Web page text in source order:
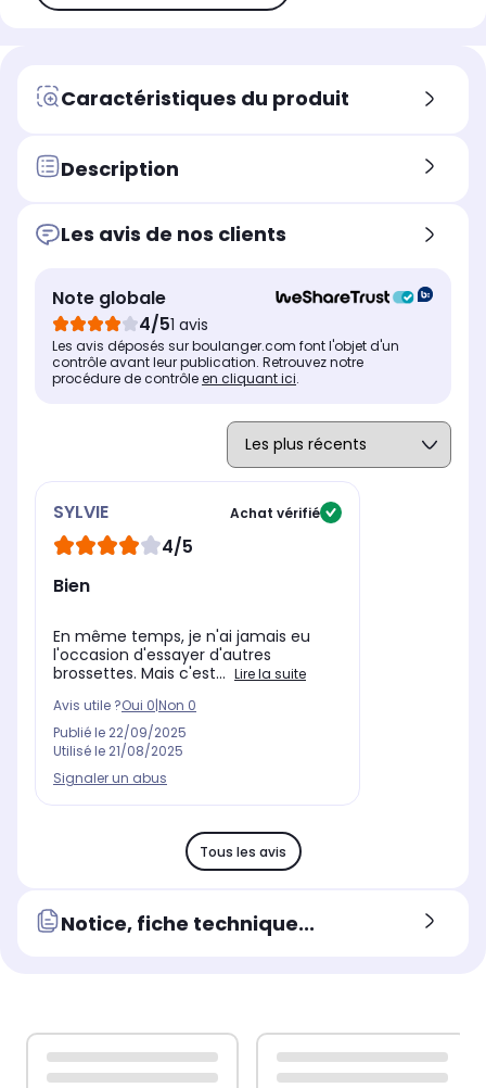
Caractéristiques du produit
Description
Les avis de nos clients
Note globale
4/51 avis
Les avis déposés sur boulanger.com font l'objet d'un
contrôle avant leur publication. Retrouvez notre
procédure de contrôleen cliquant ici.
SYLVIE Achat vérifié
4/5
Bien
En même temps, je n'ai jamais eu
l'occasion d'essayer d'autres
brossettes. Mais c'est... Lire la suite
Avis utile ?Oui 0|Non 0
Publié le 22/09/2025
Utilisé le 21/08/2025
Signaler un abus
Tous les avis
Notice, fiche technique...